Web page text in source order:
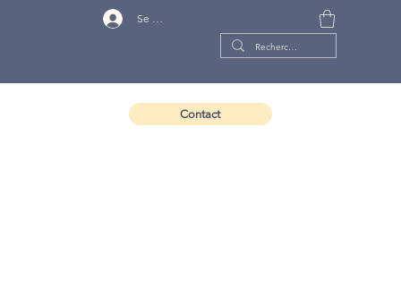
Se connecter
Contact